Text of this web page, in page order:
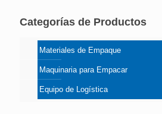
Categorías de Productos
Materiales de Empaque
Maquinaria para Empacar
Equipo de Logística